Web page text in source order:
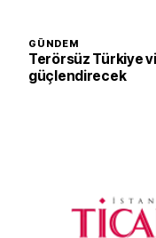
GÜNDEM
Terörsüz Türkiye
güçlendirecek